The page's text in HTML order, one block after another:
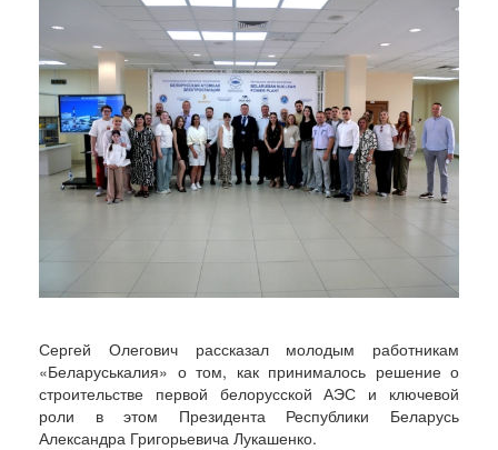
Сергей Олегович рассказал молодым работникам
«Беларуськалия» о том, как принималось решение о
строительстве первой белорусской АЭС и ключевой
роли в этом Президента Республики Беларусь
Александра Григорьевича Лукашенко.